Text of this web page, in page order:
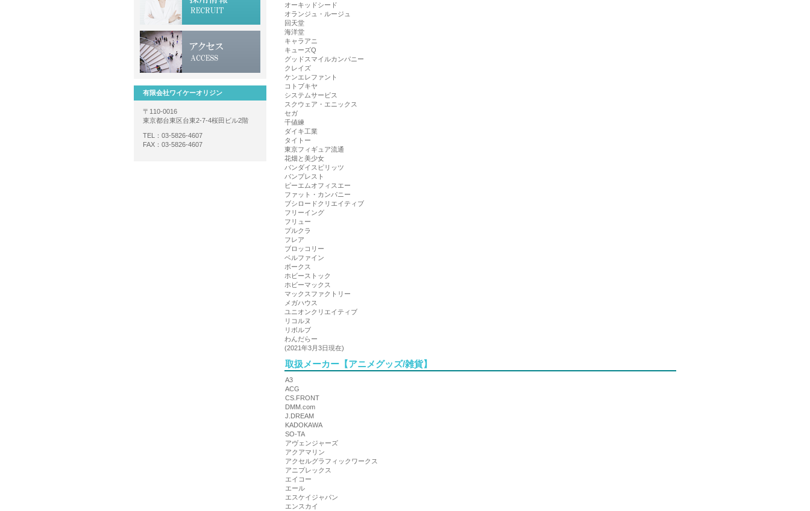
オーキッドシード
オランジュ・ルージュ
回天堂
海洋堂
キャラアニ
キューズQ
グッドスマイルカンパニー
クレイズ
ケンエレファント
コトブキヤ
システムサービス
スクウェア・エニックス
セガ
千値練
ダイキ工業
タイトー
東京フィギュア流通
花畑と美少女
バンダイスピリッツ
バンプレスト
ピーエムオフィスエー
ファット・カンパニー
ブシロードクリエイティブ
フリーイング
フリュー
プルクラ
フレア
ブロッコリー
ベルファイン
ボークス
ホビーストック
ホビーマックス
マックスファクトリー
メガハウス
ユニオンクリエイティブ
リコルヌ
リボルブ
わんだらー
(2021年3月3日現在)
取扱メーカー【アニメグッズ/雑貨】
A3
ACG
CS.FRONT
DMM.com
J.DREAM
KADOKAWA
SO-TA
アヴェンジャーズ
アクアマリン
アクセルグラフィックワークス
アニプレックス
エイコー
エール
エスケイジャパン
エンスカイ
有限会社ワイケーオリジン
〒110-0016
東京都台東区台東2-7-4桜田ビル2階
TEL：03-5826-4607
FAX：03-5826-4607